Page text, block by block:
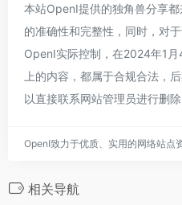
本站OpenI提供的独角兽分享
的准确性和完整性，同时，对
OpenI实际控制，在2024年1
上的内容，都属于合规合法，
以直接联系网站管理员进行删
OpenI致力于优质、实用的网络站点
相关导航